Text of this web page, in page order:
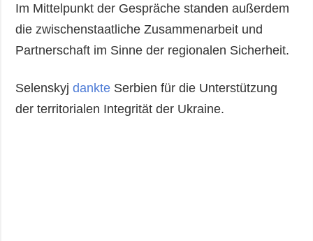
Im Mittelpunkt der Gespräche standen außerdem
die zwischenstaatliche Zusammenarbeit und
Partnerschaft im Sinne der regionalen Sicherheit.
Selenskyjdankte Serbien für die Unterstützung
der territorialen Integrität der Ukraine.